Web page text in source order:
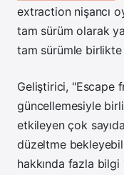
extraction nişancı
tam sürüm olarak
tam sürümle birlikte
Geliştirici, "Escape
güncellemesiyle
etkileyen çok
düzeltme
hakkında fazla